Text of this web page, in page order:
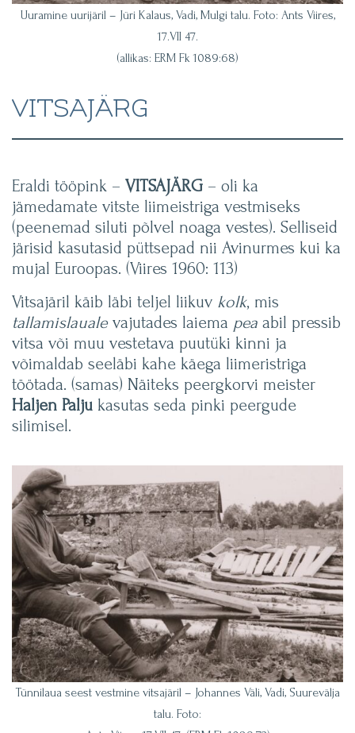
Uuramine uurijäril – Jüri Kalaus, Vadi, Mulgi talu. Foto: Ants Viires,
17.VII 47.
(allikas: ERM Fk 1089:68)
VITSAJÄRG
Eraldi tööpink – VITSAJÄRG – oli ka
jämedamate vitste liimeistriga vestmiseks
(peenemad siluti põlvel noaga vestes). Selliseid
järisid kasutasid püttsepad nii Avinurmes kui ka
mujal Euroopas. (Viires 1960: 113)
Vitsajäril käib läbi teljel liikuv kolk, mis
tallamislaualevajutades laiema pea abil pressib
vitsa või muu vestetava puutüki kinni ja
võimaldab seeläbi kahe käega liimeristriga
töötada. (samas) Näiteks peergkorvi meister
Haljen Palju kasutas seda pinki peergude
silimisel.
Tünnilaua seest vestmine vitsajäril – Johannes Väli, Vadi, Suurevälja
talu. Foto: